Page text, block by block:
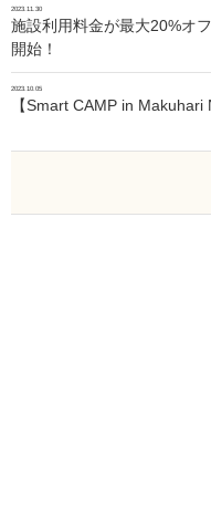
2023.11.30
施設利用料金が最大20%オ
開始！
2023.10.05
【Smart CAMP in